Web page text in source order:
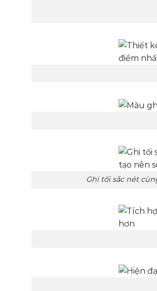
Thiết kế ấn tượng
Màu ghi kết
Ghi tối sắc nét cùng màu
Tích hợp cùng
Hiện đại và tinh